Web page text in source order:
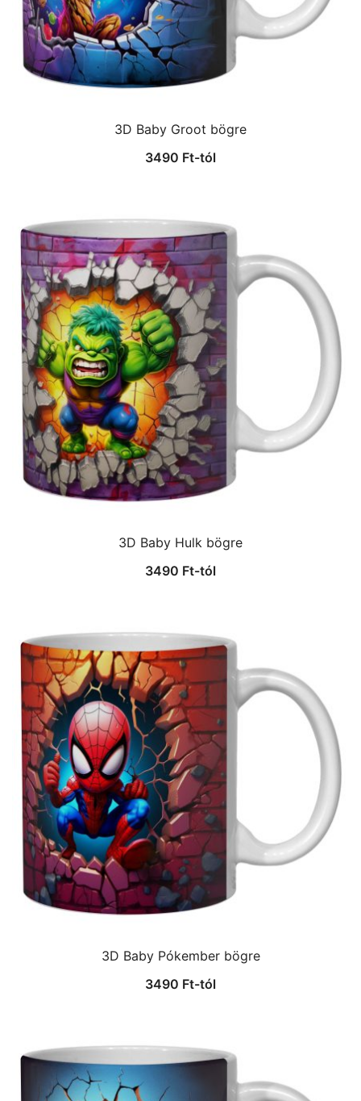
3D Baby Groot bögre
3490 Ft-tól
3D Baby Hulk bögre
3490 Ft-tól
3D Baby Pókember bögre
3490 Ft-tól